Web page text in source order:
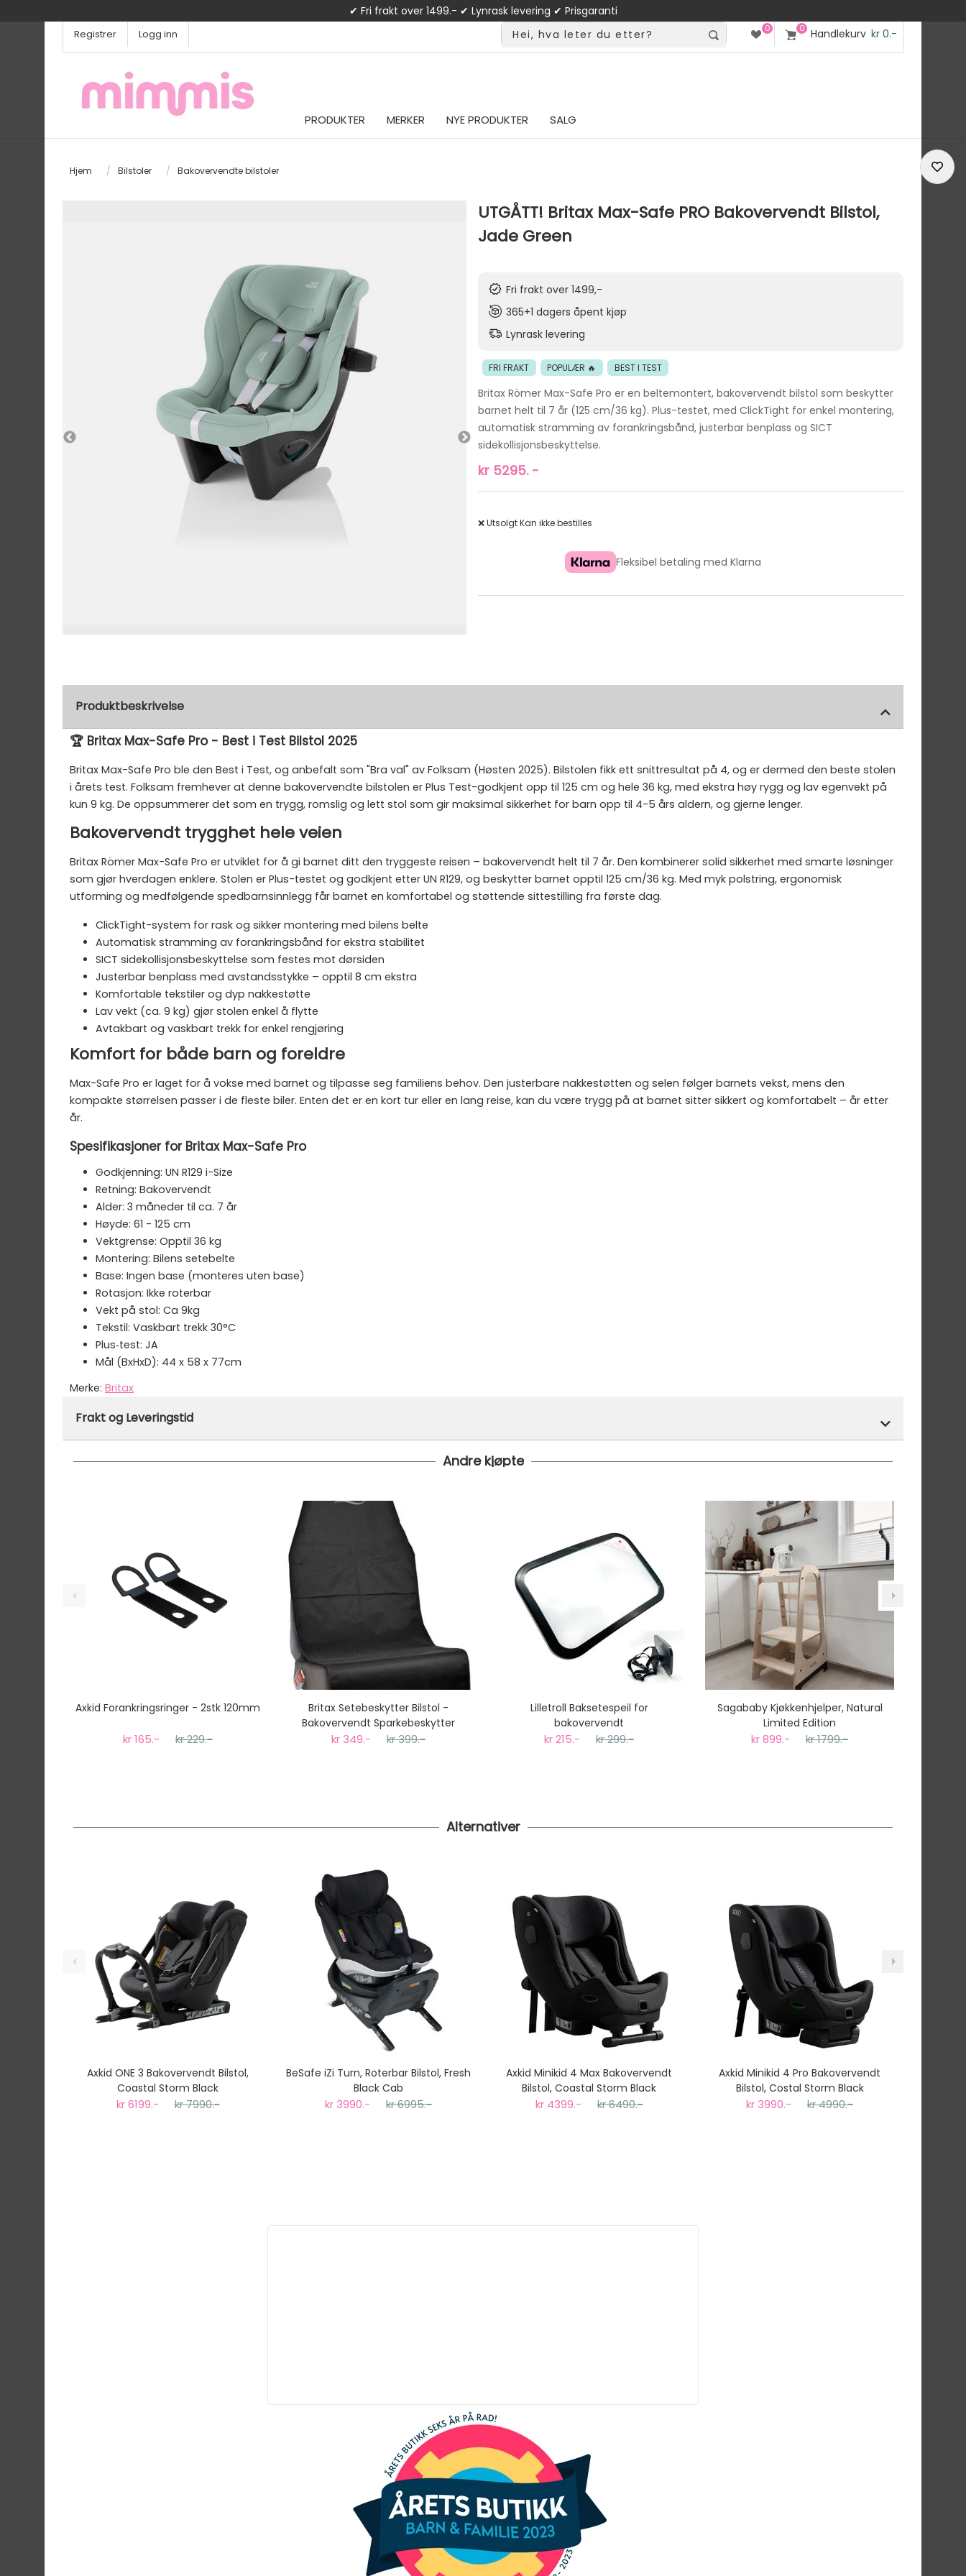
✔ Fri frakt over 1499.- ✔ Lynrask levering ✔ Prisgaranti
Registrer Logg inn 0 0 Handlekurv kr 0.-
PRODUKTER MERKER NYE PRODUKTER SALG
Hjem / Bilstoler / Bakovervendte bilstoler
UTGÅTT! Britax Max-Safe PRO Bakovervendt Bilstol,
Jade Green
Fri frakt over 1499,-
365+1 dagers åpent kjøp
Lynrask levering
FRI FRAKT POPULÆR 🔥 BEST I TEST
Britax Römer Max-Safe Pro er en beltemontert, bakovervendt bilstol som beskytter
barnet helt til 7 år (125 cm/36 kg). Plus-testet, med ClickTight for enkel montering,
automatisk stramming av forankringsbånd, justerbar benplass og SICT
sidekollisjonsbeskyttelse.
kr 5295.-
❌ UtsolgtKan ikke bestilles
Fleksibel betaling med Klarna
Produktbeskrivelse
🏆 Britax Max-Safe Pro - Best i Test Bilstol 2025
Britax Max-Safe Pro ble den Best i Test, og anbefalt som "Bra val" av Folksam (Høsten 2025). Bilstolen fikk ett snittresultat på 4, og er dermed den beste stolen
i årets test. Folksam fremhever at denne bakovervendte bilstolen er Plus Test-godkjent opp til 125 cm og hele 36 kg, med ekstra høy rygg og lav egenvekt på
kun 9 kg. De oppsummerer det som en trygg, romslig og lett stol som gir maksimal sikkerhet for barn opp til 4-5 års aldern, og gjerne lenger.
Bakovervendt trygghet hele veien
Britax Römer Max-Safe Pro er utviklet for å gi barnet ditt den tryggeste reisen – bakovervendt helt til 7 år. Den kombinerer solid sikkerhet med smarte løsninger
som gjør hverdagen enklere. Stolen er Plus-testet og godkjent etter UN R129, og beskytter barnet opptil 125 cm/36 kg. Med myk polstring, ergonomisk
utforming og medfølgende spedbarnsinnlegg får barnet en komfortabel og støttende sittestilling fra første dag.
ClickTight-system for rask og sikker montering med bilens belte
Automatisk stramming av forankringsbånd for ekstra stabilitet
SICT sidekollisjonsbeskyttelse som festes mot dørsiden
Justerbar benplass med avstandsstykke – opptil 8 cm ekstra
Komfortable tekstiler og dyp nakkestøtte
Lav vekt (ca. 9 kg) gjør stolen enkel å flytte
Avtakbart og vaskbart trekk for enkel rengjøring
Komfort for både barn og foreldre
Max-Safe Pro er laget for å vokse med barnet og tilpasse seg familiens behov. Den justerbare nakkestøtten og selen følger barnets vekst, mens den
kompakte størrelsen passer i de fleste biler. Enten det er en kort tur eller en lang reise, kan du være trygg på at barnet sitter sikkert og komfortabelt – år etter
år.
Spesifikasjoner for Britax Max-Safe Pro
Godkjenning: UN R129 i-Size
Retning: Bakovervendt
Alder: 3 måneder til ca. 7 år
Høyde: 61 - 125 cm
Vektgrense: Opptil 36 kg
Montering: Bilens setebelte
Base: Ingen base (monteres uten base)
Rotasjon: Ikke roterbar
Vekt på stol: Ca 9kg
Tekstil: Vaskbart trekk 30°C
Plus‑test: JA
Mål (BxHxD): 44 x 58 x 77cm
Merke: Britax
Frakt og Leveringstid
Denne varen er ikke lager hos oss, men vil bli bestilt inn til deg og avsendt så snart den kommer inn til lager.
Gjennomsnittlig leveringstid hos Mimmis er en til tre dager fra bestilling til levering.
Andre kjøpte
Axkid Forankringsringer - 2stk 120mm
kr 165.- kr 229.-
Britax Setebeskytter Bilstol -
Bakovervendt Sparkebeskytter
kr 349.- kr 399.-
Lilletroll Baksetespeil for
bakovervendt
kr 215.- kr 299.-
Sagababy Kjøkkenhjelper, Natural
Limited Edition
kr 899.- kr 1799.-
Alternativer
Axkid ONE 3 Bakovervendt Bilstol,
Coastal Storm Black
kr 6199.- kr 7990.-
BeSafe iZi Turn, Roterbar Bilstol, Fresh
Black Cab
kr 3990.- kr 6995.-
Axkid Minikid 4 Max Bakovervendt
Bilstol, Coastal Storm Black
kr 4399.- kr 6490.-
Axkid Minikid 4 Pro Bakovervendt
Bilstol, Costal Storm Black
kr 3990.- kr 4990.-